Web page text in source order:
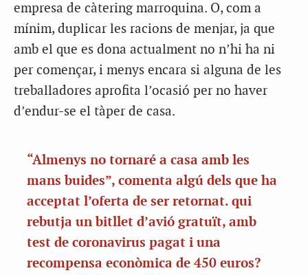
empresa de càtering marroquina. O, com a
mínim, duplicar les racions de menjar, ja que
amb el que es dona actualment no n’hi ha ni
per començar, i menys encara si alguna de les
treballadores aprofita l’ocasió per no haver
d’endur-se el tàper de casa.
“Almenys no tornaré a casa amb les
mans buides”, comenta algú dels que ha
acceptat l’oferta de ser retornat. qui
rebutja un bitllet d’avió gratuït, amb
test de coronavirus pagat i una
recompensa econòmica de 450 euros?